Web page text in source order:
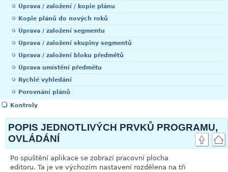
Úprava / založení / kopie plánu
Kopie plánů do nových roků
Úprava / založení segmentu
Úprava / založení skupiny segmentů
Úprava / založení bloku předmětů
Úprava umístění předmětu
Rychlé vyhledání
Porovnání plánů
Kontroly
POPIS JEDNOTLIVÝCH PRVKŮ PROGRAMU,
OVLÁDÁNÍ
Po spuštění aplikace se zobrazí pracovní plocha
editoru. Ta je ve výchozím nastavení rozdělena na tři